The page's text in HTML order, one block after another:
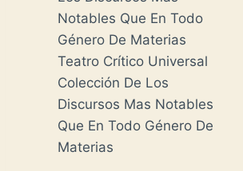
Teatro Crítico Universal
Colección De Los
Discursos Mas Notables
Que En Todo Género De
Materias